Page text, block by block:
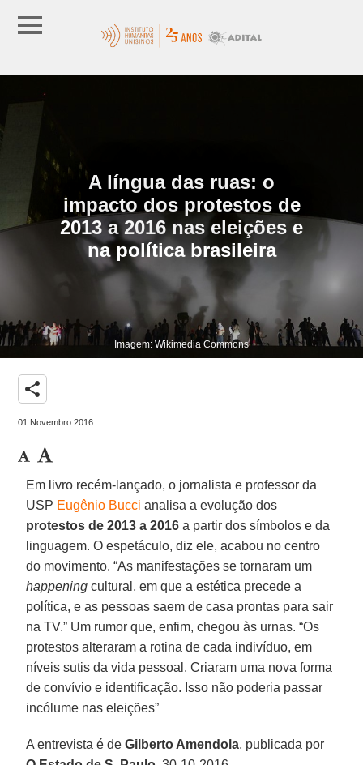
A língua das ruas: o
impacto dos protestos de
2013 a 2016 nas eleições e
na política brasileira
Imagem: Wikimedia Commons
share
01 Novembro 2016
Em livro recém-lançado, o jornalista e professor da
USP Eugênio Bucci analisa a evolução dos
protestos de 2013 a 2016 a partir dos símbolos e da
linguagem. O espetáculo, diz ele, acabou no centro
do movimento. “As manifestações se tornaram um
happening cultural, em que a estética precede a
política, e as pessoas saem de casa prontas para sair
na TV.” Um rumor que, enfim, chegou às urnas. “Os
protestos alteraram a rotina de cada indivíduo, em
níveis sutis da vida pessoal. Criaram uma nova forma
de convívio e identificação. Isso não poderia passar
incólume nas eleições”
A entrevista é deGilberto Amendola, publicada por